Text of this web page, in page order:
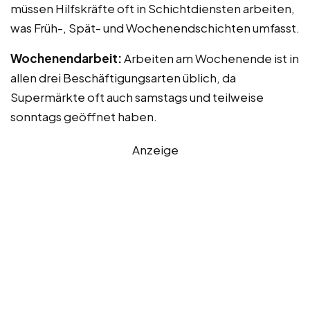
müssen Hilfskräfte oft in Schichtdiensten arbeiten,
was Früh-, Spät- und Wochenendschichten umfasst.
Wochenendarbeit:Arbeiten am Wochenende ist in
allen drei Beschäftigungsarten üblich, da
Supermärkte oft auch samstags und teilweise
sonntags geöffnet haben.
Anzeige